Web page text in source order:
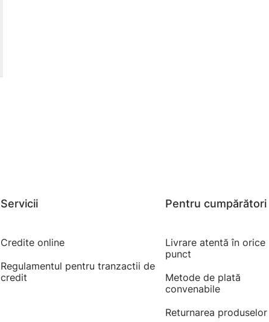
Servicii
Credite online
Regulamentul pentru tranzactii de
credit
Pentru cumpărători
Livrare atentă în orice
punct
Metode de plată
convenabile
Returnarea produselor